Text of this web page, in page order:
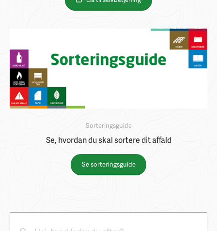
Sorteringsguide
Se, hvordan du skal sortere dit affald
Se sorteringsguide